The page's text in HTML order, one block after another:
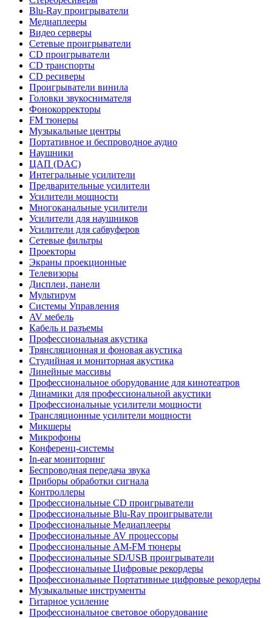
Blu-Ray проигрыватели
Медиаплееры
Видео серверы
Сетевые проигрыватели
CD проигрыватели
CD транспорты
CD ресиверы
Проигрыватели винила
Головки звукоснимателя
Фонокорректоры
FM тюнеры
Музыкальные центры
Портативное и беспроводное аудио
Наушники
ЦАП (DAC)
Интегральные усилители
Предварительные усилители
Усилители мощности
Многоканальные усилители
Усилители для наушников
Усилители для сабвуферов
Сетевые фильтры
Проекторы
Экраны проекционные
Телевизоры
Дисплеи, панели
Мультирум
Системы Управления
AV мебель
Кабель и разъемы
Профессиональная акустика
Трянсляционная и фоновая акустика
Студийная и мониторная акустика
Линейные массивы
Профессиональное оборудование для кинотеатров
Динамики для профессиональной акустики
Профессиональные усилители мощности
Трансляционные усилители мощности
Микшеры
Микрофоны
Конференц-системы
In-ear мониторинг
Беспроводная передача звука
Приборы обработки сигнала
Контроллеры
Профессиональные СD проигрыватели
Профессиональные Blu-Ray проигрыватели
Профессиональные Медиаплееры
Профессиональные AV процессоры
Профессиональные AM-FM тюнеры
Профессиональные SD/USB проигрыватели
Профессиональные Цифровые рекордеры
Профессиональные Портативные цифровые рекордеры
Музыкальные инструменты
Гитарное усиление
Профессиональное световое оборудование